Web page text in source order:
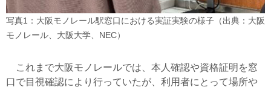
写真1：大阪モノレール駅窓口における実証実験の様子（出典：大阪
モノレール、大阪大学、NEC）
これまで大阪モノレールでは、本人確認や資格証明を窓
口で目視確認により行っていたが、利用者にとって場所や